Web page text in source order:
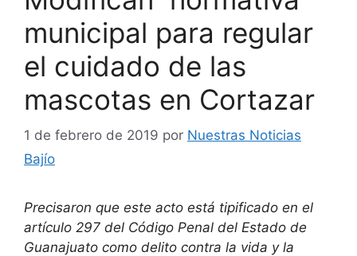
municipal para regular
el cuidado de las
mascotas en Cortazar
1 de febrero de 2019 por Nuestras Noticias
Bajío
Precisaron que este acto está tipificado en el
artículo 297 del Código Penal del Estado de
Guanajuato como delito contra la vida y la